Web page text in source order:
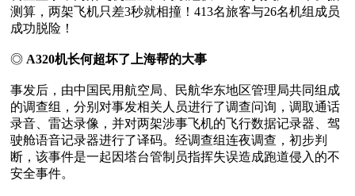
测算，两架飞机只差3秒就相撞！413名旅客与26名机组成员
成功脱险！
◎ A320机长何超坏了上海帮的大事
事发后，由中国民用航空局、民航华东地区管理局共同组成
的调查组，分别对事发相关人员进行了调查问询，调取通话
录音、雷达录像，并对两架涉事飞机的飞行数据记录器、驾
驶舱语音记录器进行了译码。经调查组连夜调查，初步判
断，该事件是一起因塔台管制员指挥失误造成跑道侵入的不
安全事件。